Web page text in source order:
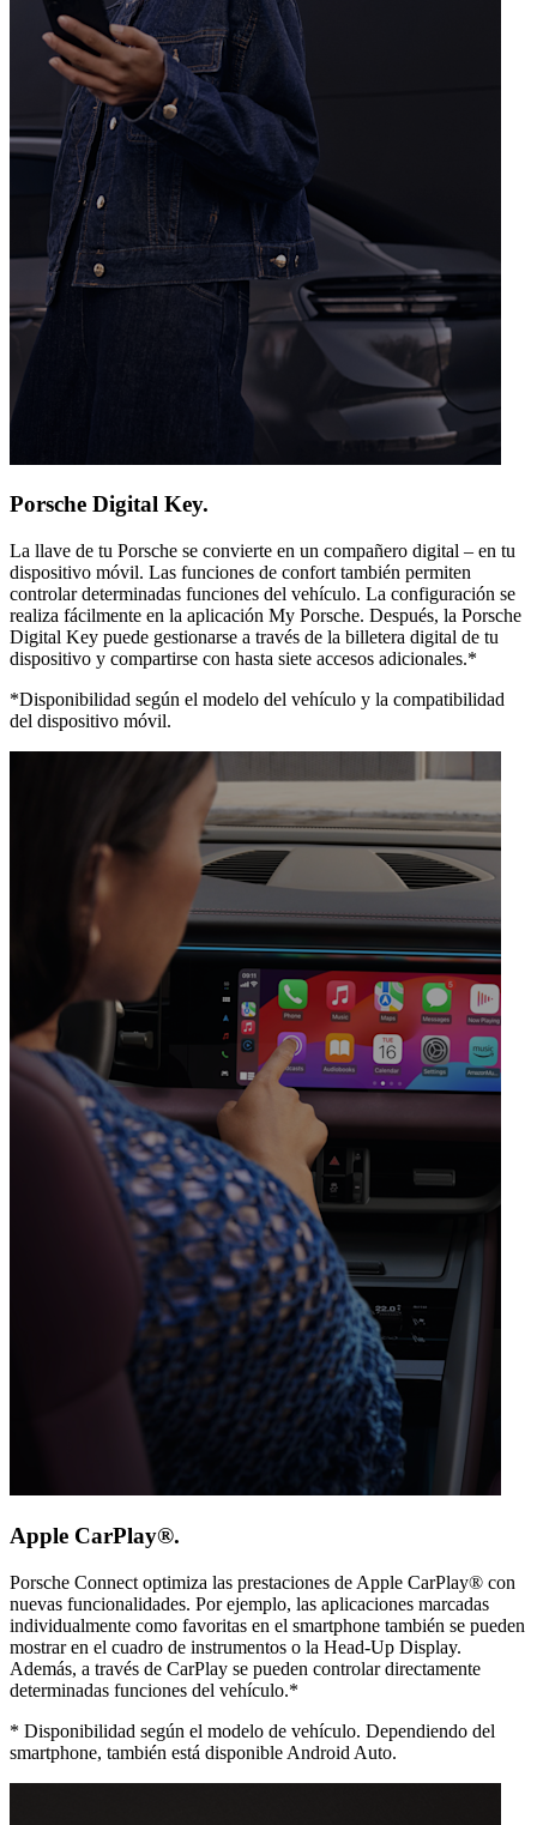
Porsche Digital Key.
La llave de tu Porsche se convierte en un compañero digital – en tu
dispositivo móvil. Las funciones de confort también permiten
controlar determinadas funciones del vehículo. La configuración se
realiza fácilmente en la aplicación My Porsche. Después, la Porsche
Digital Key puede gestionarse a través de la billetera digital de tu
dispositivo y compartirse con hasta siete accesos adicionales.*
*Disponibilidad según el modelo del vehículo y la compatibilidad
del dispositivo móvil.
Apple CarPlay®.
Porsche Connect optimiza las prestaciones de Apple CarPlay® con
nuevas funcionalidades. Por ejemplo, las aplicaciones marcadas
individualmente como favoritas en el smartphone también se pueden
mostrar en el cuadro de instrumentos o la Head-Up Display.
Además, a través de CarPlay se pueden controlar directamente
determinadas funciones del vehículo.*
* Disponibilidad según el modelo de vehículo. Dependiendo del
smartphone, también está disponible Android Auto.